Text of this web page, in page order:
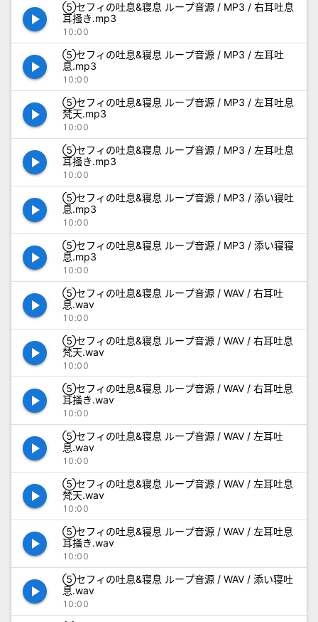
play_arrow
⑤セフィの吐息&寝息 ループ音源 / MP3 / 右耳吐息
耳掻き.mp3
10:00
play_arrow
⑤セフィの吐息&寝息 ループ音源 / MP3 / 左耳吐
息.mp3
10:00
play_arrow
⑤セフィの吐息&寝息 ループ音源 / MP3 / 左耳吐息
梵天.mp3
10:00
play_arrow
⑤セフィの吐息&寝息 ループ音源 / MP3 / 左耳吐息
耳掻き.mp3
10:00
play_arrow
⑤セフィの吐息&寝息 ループ音源 / MP3 / 添い寝吐
息.mp3
10:00
play_arrow
⑤セフィの吐息&寝息 ループ音源 / MP3 / 添い寝寝
息.mp3
10:00
play_arrow
⑤セフィの吐息&寝息 ループ音源 / WAV / 右耳吐
息.wav
10:00
play_arrow
⑤セフィの吐息&寝息 ループ音源 / WAV / 右耳吐息
梵天.wav
10:00
play_arrow
⑤セフィの吐息&寝息 ループ音源 / WAV / 右耳吐息
耳掻き.wav
10:00
play_arrow
⑤セフィの吐息&寝息 ループ音源 / WAV / 左耳吐
息.wav
10:00
play_arrow
⑤セフィの吐息&寝息 ループ音源 / WAV / 左耳吐息
梵天.wav
10:00
play_arrow
⑤セフィの吐息&寝息 ループ音源 / WAV / 左耳吐息
耳掻き.wav
10:00
play_arrow
⑤セフィの吐息&寝息 ループ音源 / WAV / 添い寝吐
息.wav
10:00